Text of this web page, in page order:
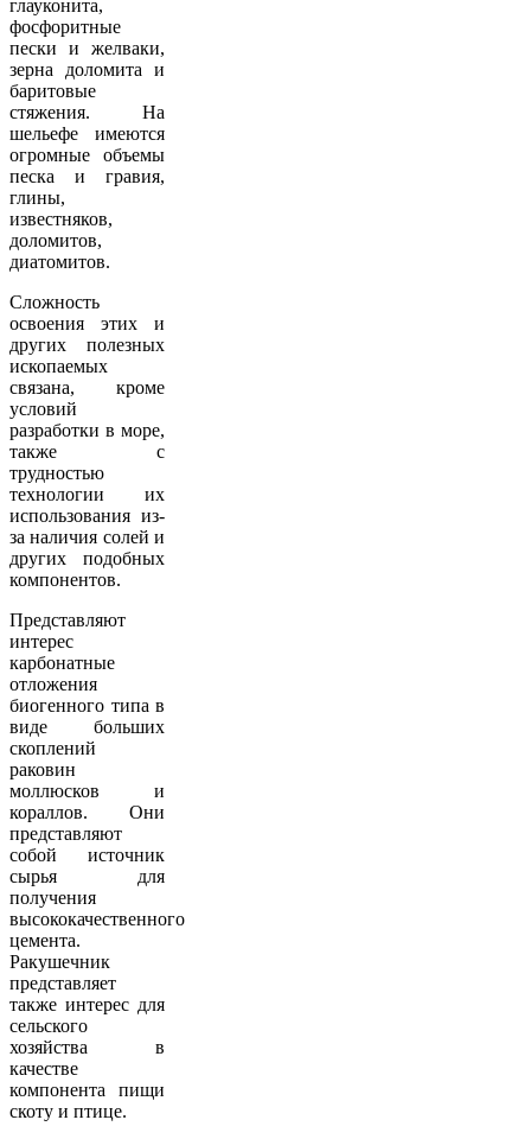
глауконита,
фосфоритные
пески и желваки,
зерна доломита и
баритовые
стяжения. На
шельефе имеются
огромные объемы
песка и гравия,
глины,
известняков,
доломитов,
диатомитов.
Сложность
освоения этих и
других полезных
ископаемых
связана, кроме
условий
разработки в море,
также с
трудностью
технологии их
использования из-
за наличия солей и
других подобных
компонентов.
Представляют
интерес
карбонатные
отложения
биогенного типа в
виде больших
скоплений
раковин
моллюсков и
кораллов. Они
представляют
собой источник
сырья для
получения
высококачественного
цемента.
Ракушечник
представляет
также интерес для
сельского
хозяйства в
качестве
компонента пищи
скоту и птице.